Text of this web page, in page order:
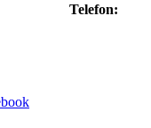
Telefon: